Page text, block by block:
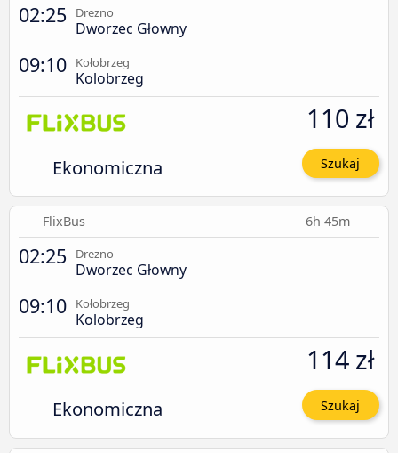
02:25 Drezno
Dworzec Głowny
09:10 Kołobrzeg
Kolobrzeg
Ekonomiczna
110 zł
Szukaj
FlixBus 6h 45m
02:25 Drezno
Dworzec Głowny
09:10 Kołobrzeg
Kolobrzeg
Ekonomiczna
114 zł
Szukaj